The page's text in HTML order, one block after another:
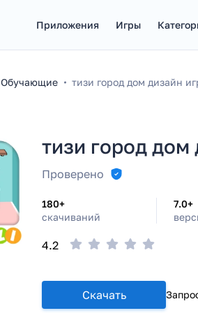
Приложения Игры
Обучающие тизи город дом дизайн
тизи город дом
Проверено
180+
скачиваний
7.0+
4.2
Скачать